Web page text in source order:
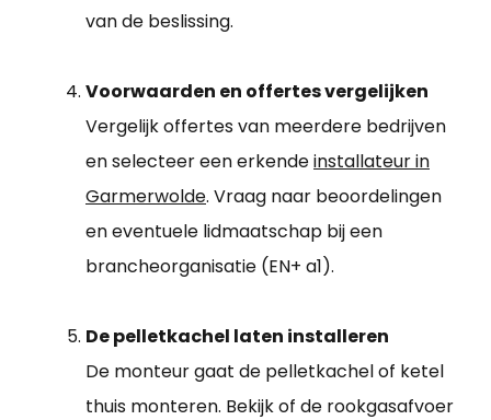
van de beslissing.
Voorwaarden en offertes vergelijken
Vergelijk offertes van meerdere bedrijven
en selecteer een erkendeinstallateur in
Garmerwolde. Vraag naar beoordelingen
en eventuele lidmaatschap bij een
brancheorganisatie (EN+ a1).
De pelletkachel laten installeren
De monteur gaat de pelletkachel of ketel
thuis monteren. Bekijk of de rookgasafvoer